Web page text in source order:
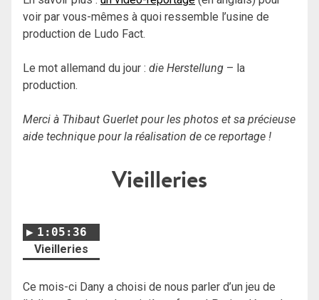
voir par vous-mêmes à quoi ressemble l’usine de
production de Ludo Fact.
Le mot allemand du jour : die Herstellung – la
production.
Merci à Thibaut Guerlet pour les photos et sa précieuse
aide technique pour la réalisation de ce reportage !
Vieilleries
1:05:36
Vieilleries
Ce mois-ci Dany a choisi de nous parler d’un jeu de